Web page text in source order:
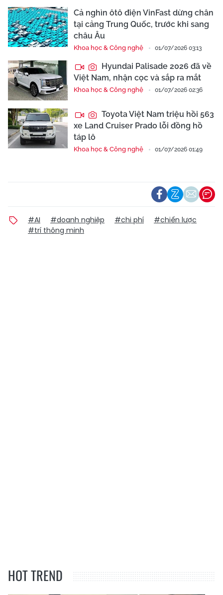
Cả nghìn ôtô điện VinFast dừng chân
tại cảng Trung Quốc, trước khi sang
châu Âu
Khoa học & Công nghệ 01/07/2026 03:13
Hyundai Palisade 2026 đã về
Việt Nam, nhận cọc và sắp ra mắt
Khoa học & Công nghệ 01/07/2026 02:36
Toyota Việt Nam triệu hồi 563
xe Land Cruiser Prado lỗi đồng hồ
táp lô
Khoa học & Công nghệ 01/07/2026 01:49
#AI #doanh nghiệp #chi phí
#chiến lược
#trí thông minh
HOT TREND